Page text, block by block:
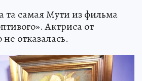
та самая Мути из фильма
Актриса от
отказалась.